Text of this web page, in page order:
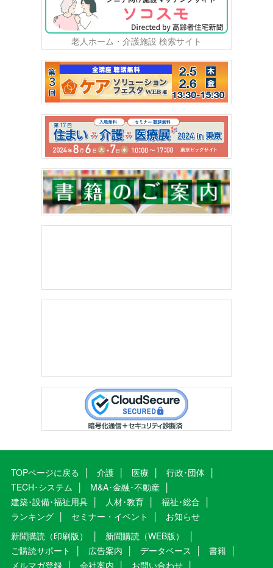
老人ホーム・介護施設 検索サイト
TOPページに戻る 介護 医療
行政･団体
TECH･システム
M&A･金融･不動産
建築･設備･福祉用具
人材･教育
福祉･総合
ランキング
セミナー・イベント
お知らせ
新聞購読（印刷版）
新聞購読（WEB版）
ご購読サポート
広告案内 データベース
書籍
メルマガ登録
会社案内 お問い合わせ